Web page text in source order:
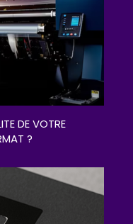
DE VOTRE
?